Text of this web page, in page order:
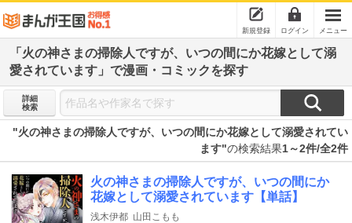
新規登録 ログイン メニュー
「火の神さまの掃除人ですが、いつの間にか花嫁として溺
愛されています」で漫画・コミックを探す
詳細
検索
"火の神さまの掃除人ですが、いつの間にか花嫁として溺愛されてい
ます"の検索結果1～2件/全2件
火の神さまの掃除人ですが、いつの間にか
花嫁として溺愛されています【単話】
浅木伊都 山田こもも